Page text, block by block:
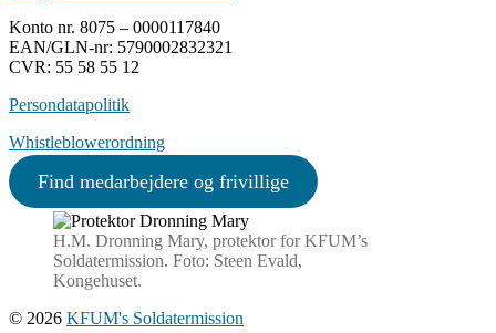
Konto nr. 8075 – 0000117840
EAN/GLN-nr: 5790002832321
CVR: 55 58 55 12
Persondatapolitik
Whistleblowerordning
Find medarbejdere og frivillige
H.M. Dronning Mary, protektor for KFUM’s
Soldatermission. Foto: Steen Evald,
Kongehuset.
© 2026 KFUM's Soldatermission